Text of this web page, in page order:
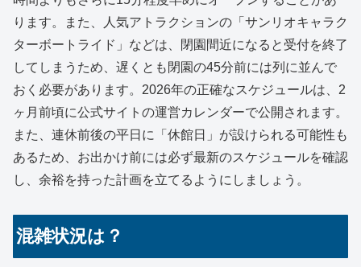
ります。また、人気アトラクションの「サンリオキャラク
ターボートライド」などは、閉園間近になると受付を終了
してしまうため、遅くとも閉園の45分前には列に並んで
おく必要があります。2026年の正確なスケジュールは、2
ヶ月前頃に公式サイトの運営カレンダーで公開されます。
また、連休前後の平日に「休館日」が設けられる可能性も
あるため、お出かけ前には必ず最新のスケジュールを確認
し、余裕を持った計画を立てるようにしましょう。
混雑状況は？